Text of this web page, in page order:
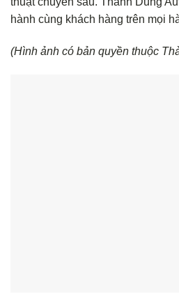
hành cùng khách hàng trên mọi
(Hình ảnh có bản quyền thuộc